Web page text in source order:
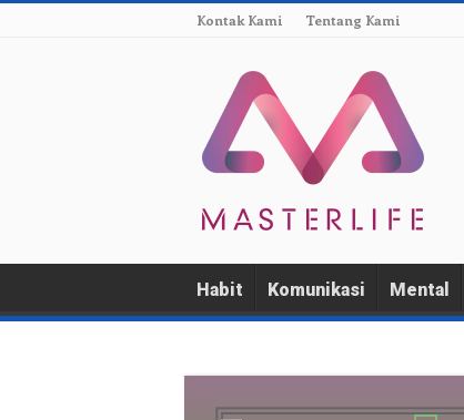
Kontak Kami Tentang Kami
Habit Komunikasi Mental